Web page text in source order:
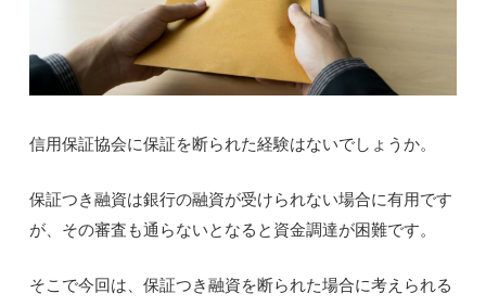
信用保証協会に保証を断られた経験はないでしょうか。
保証つき融資は銀行の融資が受けられない場合に有用です
が、その審査も通らないとなると資金調達が困難です。
そこで今回は、保証つき融資を断られた場合に考えられる